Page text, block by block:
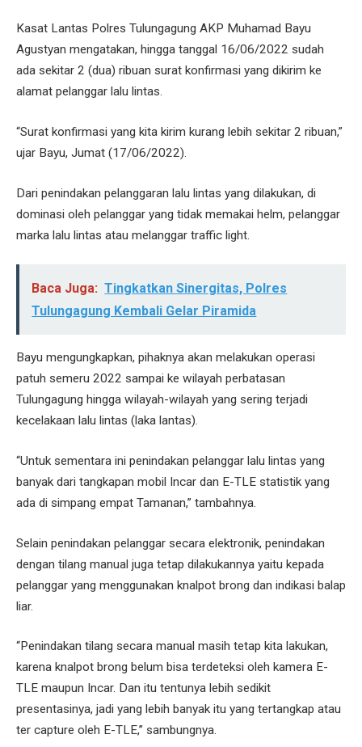
Kasat Lantas Polres Tulungagung AKP Muhamad Bayu
Agustyan mengatakan, hingga tanggal 16/06/2022 sudah
ada sekitar 2 (dua) ribuan surat konfirmasi yang dikirim ke
alamat pelanggar lalu lintas.
“Surat konfirmasi yang kita kirim kurang lebih sekitar 2 ribuan,”
ujar Bayu, Jumat (17/06/2022).
Dari penindakan pelanggaran lalu lintas yang dilakukan, di
dominasi oleh pelanggar yang tidak memakai helm, pelanggar
marka lalu lintas atau melanggar traffic light.
Baca Juga: Tingkatkan Sinergitas, Polres
Tulungagung Kembali Gelar Piramida
Bayu mengungkapkan, pihaknya akan melakukan operasi
patuh semeru 2022 sampai ke wilayah perbatasan
Tulungagung hingga wilayah-wilayah yang sering terjadi
kecelakaan lalu lintas (laka lantas).
“Untuk sementara ini penindakan pelanggar lalu lintas yang
banyak dari tangkapan mobil Incar dan E-TLE statistik yang
ada di simpang empat Tamanan,” tambahnya.
Selain penindakan pelanggar secara elektronik, penindakan
dengan tilang manual juga tetap dilakukannya yaitu kepada
pelanggar yang menggunakan knalpot brong dan indikasi balap
liar.
“Penindakan tilang secara manual masih tetap kita lakukan,
karena knalpot brong belum bisa terdeteksi oleh kamera E-
TLE maupun Incar. Dan itu tentunya lebih sedikit
presentasinya, jadi yang lebih banyak itu yang tertangkap atau
ter capture oleh E-TLE,” sambungnya.